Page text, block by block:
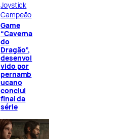
Joystick
Campeão
Game
“Caverna
do
Dragão”,
desenvol
vido por
pernamb
ucano
conclui
final da
série